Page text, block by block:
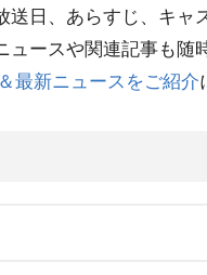
日、あらすじ、キャ
ースや関連記事も随
最新ニュースをご紹介